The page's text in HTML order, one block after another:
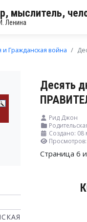
мыслитель,
Ленина
Гражданская война
Десять
Рид Джон
Создано: 08
Просмотров:
Страница 6